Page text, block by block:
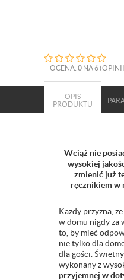
OCENA: 0 NA 6
OPIS
PRODUKTU
Wciąż nie
wysokiej
zmienić już
ręcznikiem w
Każdy przyzna,
w domu nigdy za
to, by mieć
nie tylko dla
dla gości.
wykonany z
przyjemnej w